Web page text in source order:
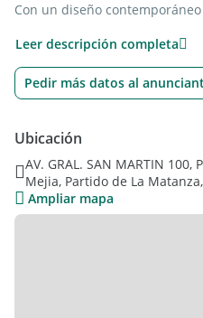
Con un diseño
disfrutar. Ideal para quienes
en una ubicación conveniente.
adquirir este inmueble único!
Leer descripción completa
Pedir más datos al
Ubicación
AV. GRAL. SAN MARTIN 100,
Mejia, Partido de La
Ampliar mapa